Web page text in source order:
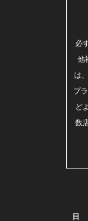
必
他
は
プ
ど
数
日